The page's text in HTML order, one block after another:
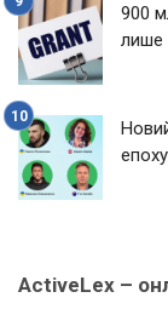
900
лише
ActiveLex –